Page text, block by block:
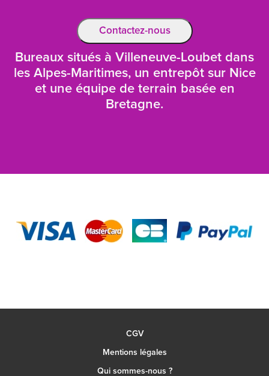
Contactez-nous
Bureaux situés à Villeneuve-Loubet dans
les Alpes-Maritimes, un entrepôt sur Nice
et une équipe de terrain basée en
Bretagne.
CGV
Mentions légales
Qui sommes-nous ?